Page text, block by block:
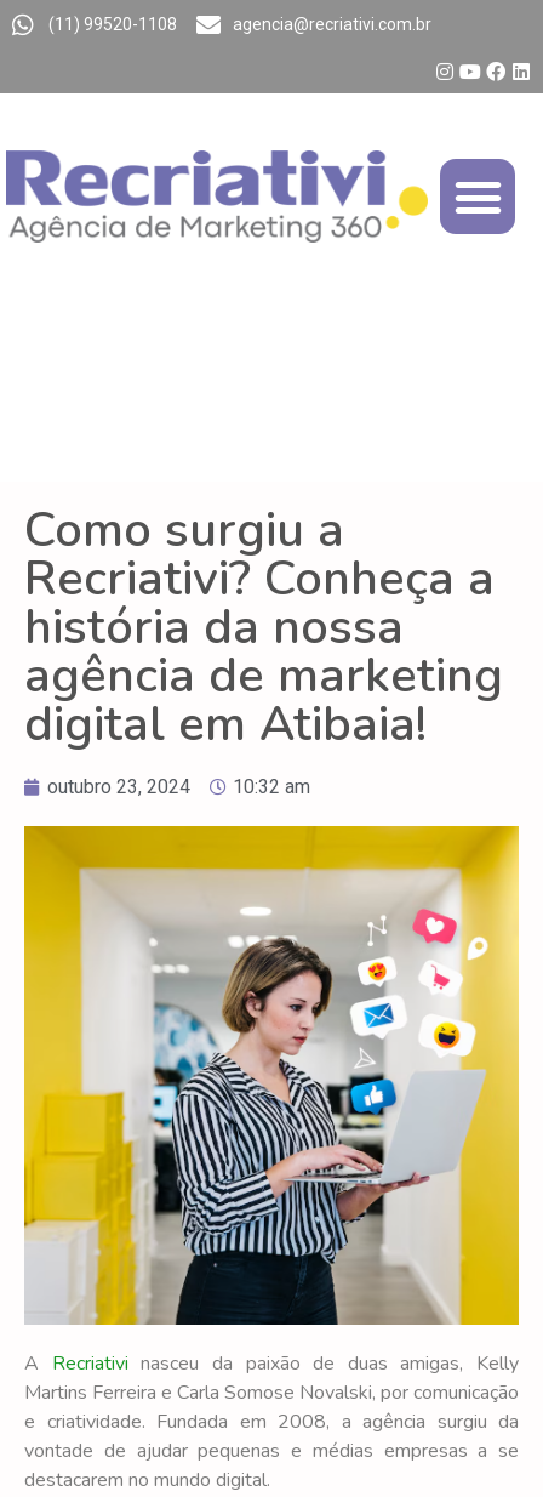
(11) 99520-1108 agencia@recriativi.com.br
Como surgiu a
Recriativi? Conheça a
história da nossa
agência de marketing
digital em Atibaia!
outubro 23, 2024 10:32 am
A Recriativi nasceu da paixão de duas amigas, Kelly
Martins Ferreira e Carla Somose Novalski, por comunicação
e criatividade. Fundada em 2008, a agência surgiu da
vontade de ajudar pequenas e médias empresas a se
destacarem no mundo digital.